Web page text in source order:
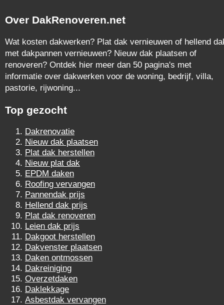
Over DakRenoveren.net
Wat kosten dakwerken? Plat dak vernieuwen of hellend
met dakpannen vernieuwen? Nieuw dak plaatsen of
renoveren? Ontdek hier meer dan 50 pagina's met
informatie over dakwerken voor de woning, bedrijf, villa,
pastorie, rijwoning...
Top gezocht
Dakrenovatie
Nieuw dak plaatsen
Plat dak herstellen
Nieuw plat dak
EPDM daken
Roofing vervangen
Pannendak prijs
Hellend dak prijs
Plat dak renoveren
Leien dak prijs
Dakgoot herstellen
Dakvenster plaatsen
Daken ontmossen
Dakreiniging
Overzetdaken
Daklekkage
Asbestdak vervangen